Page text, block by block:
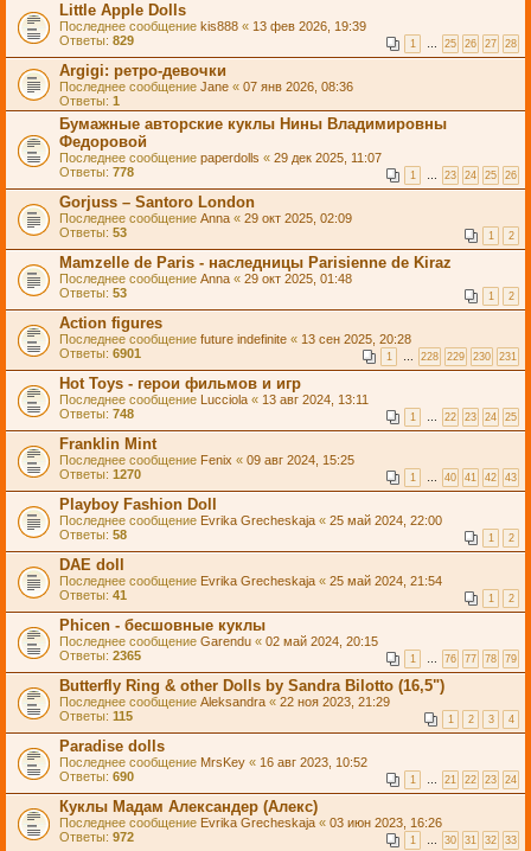
Little Apple Dolls
Последнее сообщение kis888 « 13 фев 2026, 19:39
Ответы: 829 1 … 25 26 27 28
Argigi: ретро-девочки
Последнее сообщение Jane « 07 янв 2026, 08:36
Ответы: 1
Бумажные авторские куклы Нины Владимировны
Федоровой
Последнее сообщение paperdolls « 29 дек 2025, 11:07
Ответы: 778 1 … 23 24 25 26
Gorjuss – Santoro London
Последнее сообщение Anna « 29 окт 2025, 02:09
Ответы: 53 1 2
Mamzelle de Paris - наследницы Parisienne de Kiraz
Последнее сообщение Anna « 29 окт 2025, 01:48
Ответы: 53 1 2
Action figures
Последнее сообщение future indefinite « 13 сен 2025, 20:28
Ответы: 6901 1 … 228 229 230 231
Hot Toys - герои фильмов и игр
Последнее сообщение Lucciola « 13 авг 2024, 13:11
Ответы: 748 1 … 22 23 24 25
Franklin Mint
Последнее сообщение Fenix « 09 авг 2024, 15:25
Ответы: 1270 1 … 40 41 42 43
Playboy Fashion Doll
Последнее сообщение Evrika Grecheskaja « 25 май 2024, 22:00
Ответы: 58 1 2
DAE doll
Последнее сообщение Evrika Grecheskaja « 25 май 2024, 21:54
Ответы: 41 1 2
Phicen - бесшовные куклы
Последнее сообщение Garendu « 02 май 2024, 20:15
Ответы: 2365 1 … 76 77 78 79
Butterfly Ring & other Dolls by Sandra Bilotto (16,5")
Последнее сообщение Aleksandra « 22 ноя 2023, 21:29
Ответы: 115 1 2 3 4
Paradise dolls
Последнее сообщение MrsKey « 16 авг 2023, 10:52
Ответы: 690 1 … 21 22 23 24
Куклы Мадам Александер (Алекс)
Последнее сообщение Evrika Grecheskaja « 03 июн 2023, 16:26
Ответы: 972 1 … 30 31 32 33